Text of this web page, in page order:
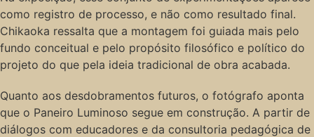
como registro de processo, e não como resultado final.
Chikaoka ressalta que a montagem foi guiada mais pelo
fundo conceitual e pelo propósito filosófico e político do
projeto do que pela ideia tradicional de obra acabada.
Quanto aos desdobramentos futuros, o fotógrafo aponta
que o Paneiro Luminoso segue em construção. A partir de
diálogos com educadores e da consultoria pedagógica de